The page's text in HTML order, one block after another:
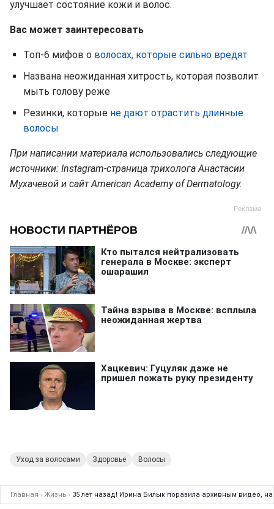
улучшает состояние кожи и волос.
Вас может заинтересовать
Топ-6 мифов о волосах, которые сильно вредят
Названа неожиданная хитрость, которая позволит
мыть голову реже
Резинки, которые не дают отрастить длинные
волосы
При написании материала использовались следующие
источники: Instagram-страница трихолога Анастасии
Мухачевой и сайт American Academy of Dermatology.
Уход за волосами Здоровье Волосы
Главная › Жизнь › 35 лет назад! Ирина Билык поразила архивным видео, на